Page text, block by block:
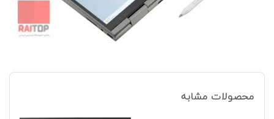
محصولات مشابه